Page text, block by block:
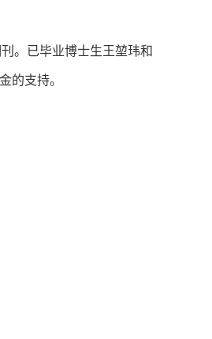
刊。已毕业博士生王堃玮和
的支持。